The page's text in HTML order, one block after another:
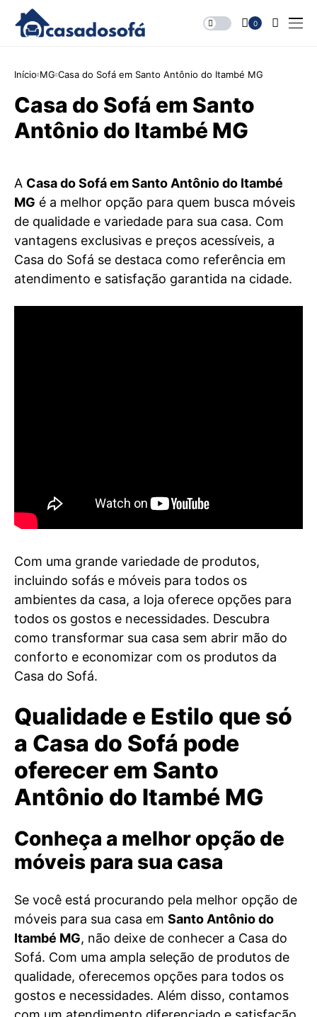
0
Início MG Casa do Sofá em Santo Antônio do Itambé MG
Casa do Sofá em Santo
Antônio do Itambé MG
A Casa do Sofá em Santo Antônio do Itambé
MG é a melhor opção para quem busca móveis
de qualidade e variedade para sua casa. Com
vantagens exclusivas e preços acessíveis, a
Casa do Sofá se destaca como referência em
atendimento e satisfação garantida na cidade.
Com uma grande variedade de produtos,
incluindo sofás e móveis para todos os
ambientes da casa, a loja oferece opções para
todos os gostos e necessidades. Descubra
como transformar sua casa sem abrir mão do
conforto e economizar com os produtos da
Casa do Sofá.
Qualidade e Estilo que só
a Casa do Sofá pode
oferecer em Santo
Antônio do Itambé MG
Conheça a melhor opção de
móveis para sua casa
Se você está procurando pela melhor opção de
móveis para sua casa em Santo Antônio do
Itambé MG, não deixe de conhecer a Casa do
Sofá. Com uma ampla seleção de produtos de
qualidade, oferecemos opções para todos os
gostos e necessidades. Além disso, contamos